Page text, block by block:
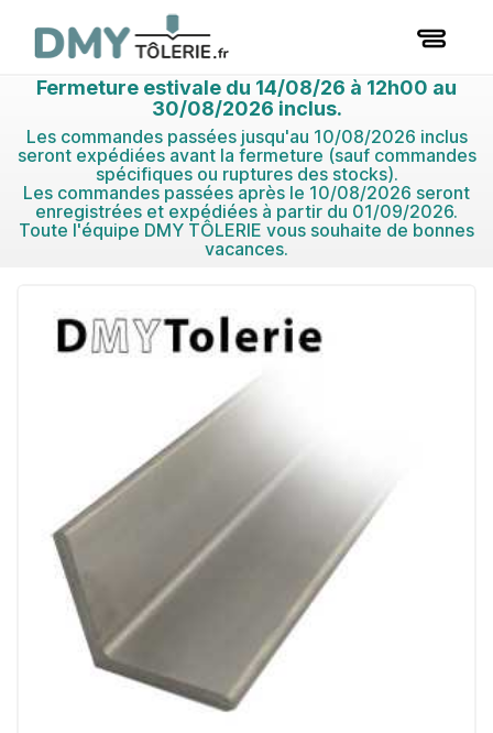
Fermeture estivale du 14/08/26 à 12h00 au
30/08/2026 inclus.
Les commandes passées jusqu'au 10/08/2026 inclus
seront expédiées avant la fermeture (sauf commandes
spécifiques ou ruptures des stocks).
Les commandes passées après le 10/08/2026 seront
enregistrées et expédiées à partir du 01/09/2026.
Toute l'équipe DMY TÔLERIE vous souhaite de bonnes
vacances.